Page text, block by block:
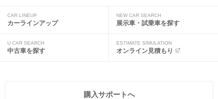
CAR LINEUP
カーラインアップ
NEW CAR SEARCH
展示車・試乗車を探す
U CAR SEARCH
中古車を探す
ESTIMATE SIMULATION
オンライン見積もり
購入サポートへ